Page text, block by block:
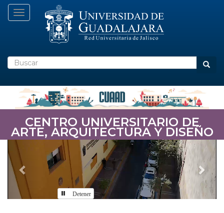
Pasar
Toggle navigation
Buscar
CENTRO UNIVERSITARIO DE
ARTE, ARQUITECTURA Y DISEÑO
Previous Next
Detener